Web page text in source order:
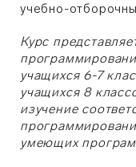
учебно-
Курс
учащихся 6-7
учащихся 8
изучение
умеющих